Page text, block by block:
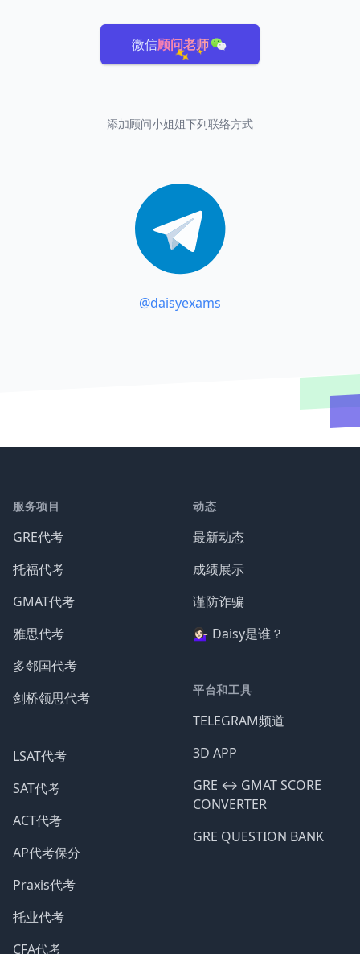
微信顾问老师
添加顾问小姐姐下列联络方式
@daisyexams
服务项目
GRE代考
托福代考
GMAT代考
雅思代考
多邻国代考
剑桥领思代考
LSAT代考
SAT代考
ACT代考
AP代考保分
Praxis代考
托业代考
CFA代考
动态
最新动态
成绩展示
谨防诈骗
💁🏻‍♀️ Daisy是谁？
平台和工具
TELEGRAM频道
3D APP
GRE ↔️ GMAT SCORE
CONVERTER
GRE QUESTION BANK